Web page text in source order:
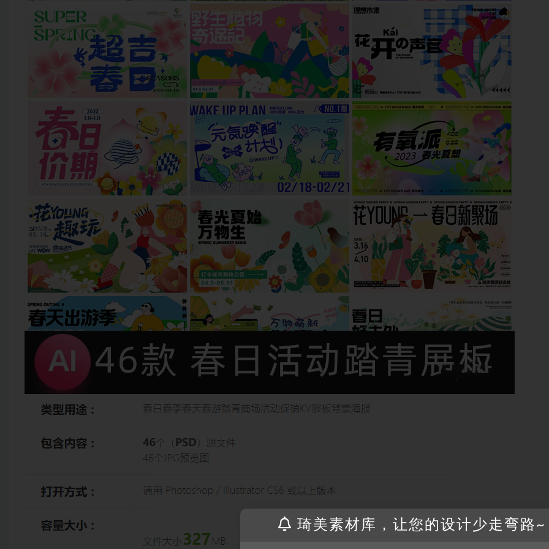
琦美素材库，让您的设计少走弯路~